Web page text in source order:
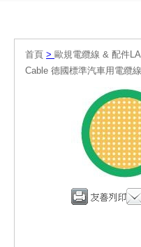
首頁 > 歐規電纜線 & 配件
Cable 德國標準汽車用電纜線